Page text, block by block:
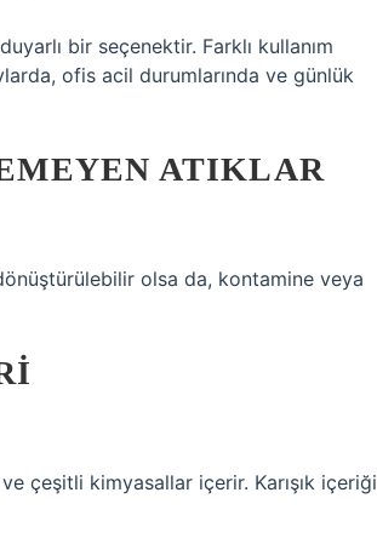
bir seçenektir. Farklı kullanım
ofis acil durumlarında ve günlük
ATIKLAR
olsa da, kontamine veya
çeşitli kimyasallar içerir. Karışık içeriği